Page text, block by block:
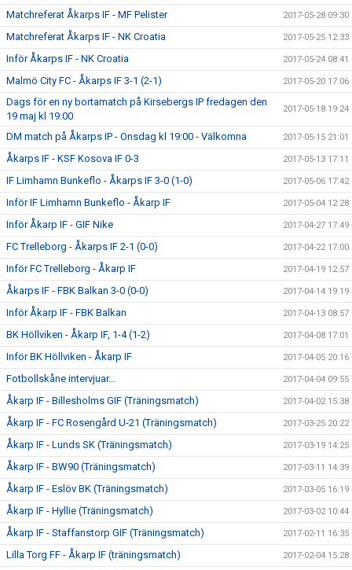
Matchreferat Åkarps IF - MF Pelister 2017-05-28 09:30
Matchreferat Åkarps IF - NK Croatia 2017-05-25 12:33
Inför Åkarps IF - NK Croatia 2017-05-24 08:41
Malmö City FC - Åkarps IF 3-1 (2-1) 2017-05-20 17:06
Dags för en ny bortamatch på Kirsebergs IP fredagen den
19 maj kl 19:00
2017-05-18 19:24
DM match på Åkarps IP - Onsdag kl 19:00 - Välkomna 2017-05-15 21:01
Åkarps IF - KSF Kosova IF 0-3 2017-05-13 17:11
IF Limhamn Bunkeflo - Åkarps IF 3-0 (1-0) 2017-05-06 17:42
Inför IF Limhamn Bunkeflo - Åkarp IF 2017-05-04 12:28
Inför Åkarp IF - GIF Nike 2017-04-27 17:49
FC Trelleborg - Åkarps IF 2-1 (0-0) 2017-04-22 17:00
Inför FC Trelleborg - Åkarp IF 2017-04-19 12:57
Åkarps IF - FBK Balkan 3-0 (0-0) 2017-04-14 19:19
Inför Åkarp IF - FBK Balkan 2017-04-13 08:57
BK Höllviken - Åkarp IF, 1-4 (1-2) 2017-04-08 17:01
Inför BK Höllviken - Åkarp IF 2017-04-05 20:16
Fotbollskåne intervjuar... 2017-04-04 09:55
Åkarp IF - Billesholms GIF (Träningsmatch) 2017-04-02 15:38
Åkarp IF - FC Rosengård U-21 (Träningsmatch) 2017-03-25 20:22
Åkarp IF - Lunds SK (Träningsmatch) 2017-03-19 14:25
Åkarp IF - BW90 (Träningsmatch) 2017-03-11 14:39
Åkarp IF - Eslöv BK (Träningsmatch) 2017-03-05 16:19
Åkarp IF - Hyllie (Träningsmatch) 2017-03-02 10:44
Åkarp IF - Staffanstorp GIF (Träningsmatch) 2017-02-11 16:35
Lilla Torg FF - Åkarp IF (träningsmatch) 2017-02-04 15:28